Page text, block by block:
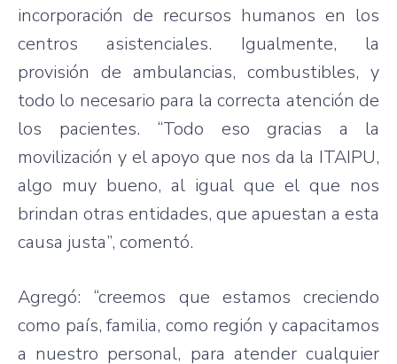
incorporación de recursos humanos en los
centros asistenciales. Igualmente, la
provisión de ambulancias, combustibles, y
todo lo necesario para la correcta atención de
los pacientes. “Todo eso gracias a la
movilización y el apoyo que nos da la ITAIPU,
algo muy bueno, al igual que el que nos
brindan otras entidades, que apuestan a esta
causa justa”, comentó.
Agregó: “creemos que estamos creciendo
como país, familia, como región y capacitamos
a nuestro personal, para atender cualquier